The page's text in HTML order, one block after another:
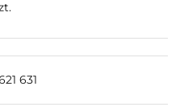
631